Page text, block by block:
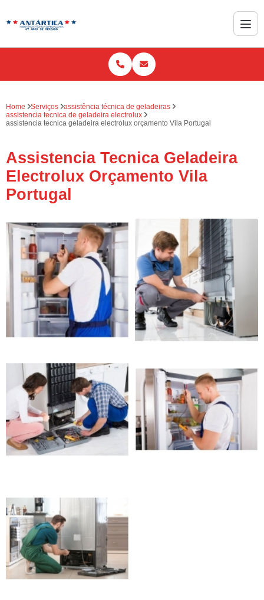
Home Serviços
assistência técnica de geladeiras
assistencia tecnica de geladeira electrolux
assistencia tecnica geladeira electrolux orçamento Vila Portugal
Assistencia Tecnica Geladeira
Electrolux Orçamento Vila
Portugal